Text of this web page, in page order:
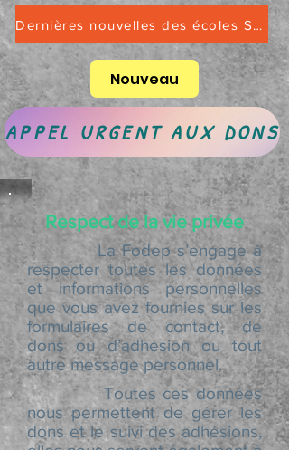
Dernières nouvelles des écoles Saint-Alphonse Rentrée scolaire 2025-2026
Nouveau
APPEL URGENT AUX DONS
Respect de la vie privée
La Fodep s’engage à
respecter toutes les données
et informations personnelles
que vous avez fournies sur les
formulaires de contact, de
dons ou d’adhésion ou tout
autre message personnel.
Toutes ces données
nous permettent de gérer les
dons et le suivi des adhésions,